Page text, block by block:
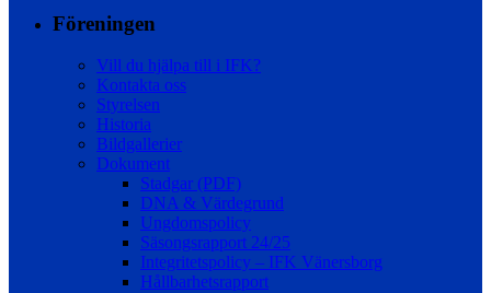
Föreningen
Vill du hjälpa till i IFK?
Kontakta oss
Styrelsen
Historia
Bildgallerier
Dokument
Stadgar (PDF)
DNA & Värdegrund
Ungdomspolicy
Säsongsrapport 24/25
Integritetspolicy – IFK Vänersborg
Hållbarhetsrapport